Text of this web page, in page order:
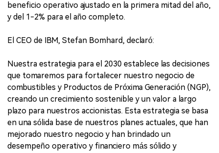
beneficio operativo ajustado en la primera mitad del año,
y del 1-2% para el año completo.
El CEO de IBM, Stefan Bomhard, declaró:
Nuestra estrategia para el 2030 establece las decisiones
que tomaremos para fortalecer nuestro negocio de
combustibles y Productos de Próxima Generación (NGP),
creando un crecimiento sostenible y un valor a largo
plazo para nuestros accionistas. Esta estrategia se basa
en una sólida base de nuestros planes actuales, que han
mejorado nuestro negocio y han brindado un
desempeño operativo y financiero más sólido y